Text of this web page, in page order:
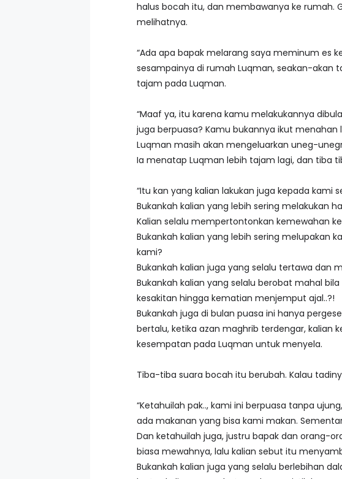
halus bocah itu, dan membawanya ke rumah.
melihatnya.
“Ada apa bapak melarang saya meminum es
sesampainya di rumah Luqman, seakan-akan
tajam pada Luqman.
“Maaf ya, itu karena kamu melakukannya
juga berpuasa? Kamu bukannya ikut
Luqman masih akan mengeluarkan uneg-
Ia menatap Luqman lebih tajam lagi, dan tiba
“Itu kan yang kalian lakukan juga kepada kami
Bukankah kalian yang lebih sering melakukan
Kalian selalu mempertontonkan kemewahan
Bukankah kalian yang lebih sering melupakan
kami?
Bukankah kalian juga yang selalu tertawa dan
Bukankah kalian yang selalu berobat mahal
kesakitan hingga kematian menjemput ajal..?!
Bukankah juga di bulan puasa ini hanya
bertalu, ketika azan maghrib terdengar, kalian
kesempatan pada Luqman untuk menyela.
Tiba-tiba suara bocah itu berubah. Kalau
“Ketahuilah pak.., kami ini berpuasa tanpa
ada makanan yang bisa kami makan.
Dan ketahuilah juga, justru bapak dan orang-
biasa mewahnya, lalu kalian sebut itu
Bukankah kalian juga yang selalu berlebihan